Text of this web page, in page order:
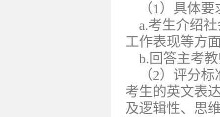
（1）具体
a.考生介绍
工作表现等方
b.回答主考
（2）评分
考生的英文表
及逻辑性、思